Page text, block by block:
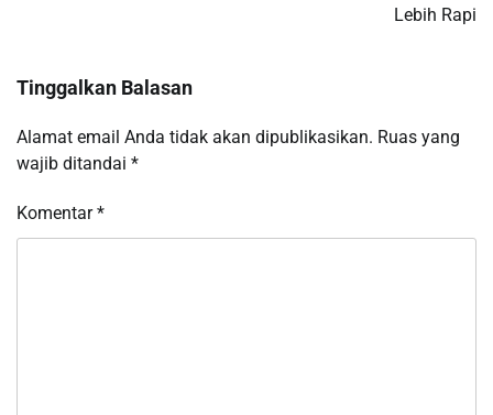
Lebih Rapi
Tinggalkan Balasan
Alamat email Anda tidak akan dipublikasikan. Ruas yang
wajib ditandai *
Komentar*